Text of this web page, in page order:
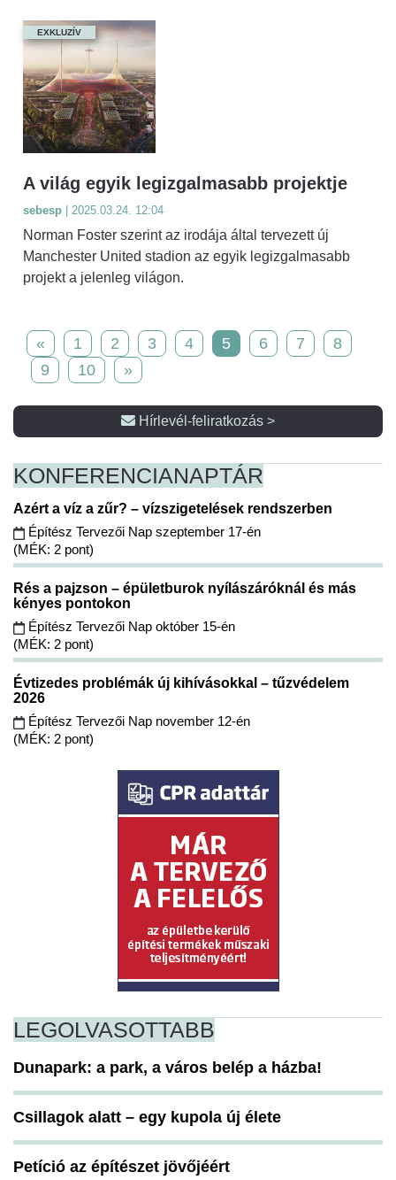
EXKLUZÍV
A világ egyik legizgalmasabb projektje
sebesp | 2025.03.24. 12:04
Norman Foster szerint az irodája által tervezett új
Manchester United stadion az egyik legizgalmasabb
projekt a jelenleg világon.
« 1 2 3 4 5 6 7
8
9
10 »
Hírlevél-feliratkozás >
KONFERENCIANAPTÁR
Azért a víz a zűr? – vízszigetelések rendszerben
Építész Tervezői Nap szeptember 17-én
(MÉK: 2 pont)
Rés a pajzson – épületburok nyílászáróknál és más
kényes pontokon
Építész Tervezői Nap október 15-én
(MÉK: 2 pont)
Évtizedes problémák új kihívásokkal – tűzvédelem
2026
Építész Tervezői Nap november 12-én
(MÉK: 2 pont)
LEGOLVASOTTABB
Dunapark: a park, a város belép a házba!
Csillagok alatt – egy kupola új élete
Petíció az építészet jövőjéért